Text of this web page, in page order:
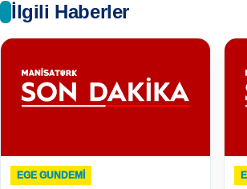
İlgili Haberler
EGE GUNDEMİ